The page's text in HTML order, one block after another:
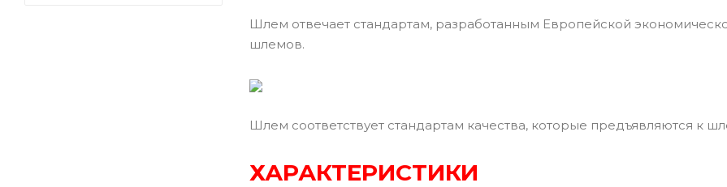
Шлем отвечает стандартам, разработанным Европейской
шлемов.
Шлем соответствует стандартам качества, которые предъявляются
ХАРАКТЕРИСТИКИ